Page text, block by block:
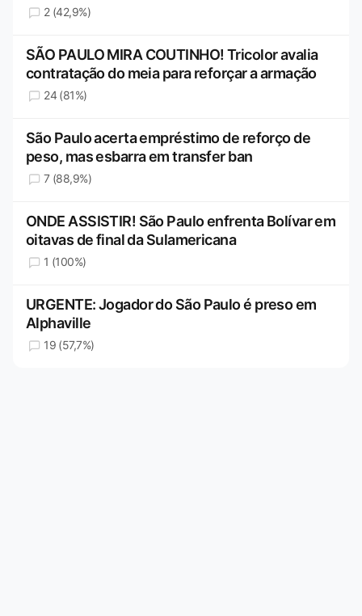
2 (42,9%)
SÃO PAULO MIRA COUTINHO! Tricolor avalia
contratação do meia para reforçar a armação
24 (81%)
São Paulo acerta empréstimo de reforço de
peso, mas esbarra em transfer ban
7 (88,9%)
ONDE ASSISTIR! São Paulo enfrenta Bolívar em
oitavas de final da Sulamericana
1 (100%)
URGENTE: Jogador do São Paulo é preso em
Alphaville
19 (57,7%)